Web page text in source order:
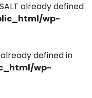
already defined
wp-
defined in
wp-